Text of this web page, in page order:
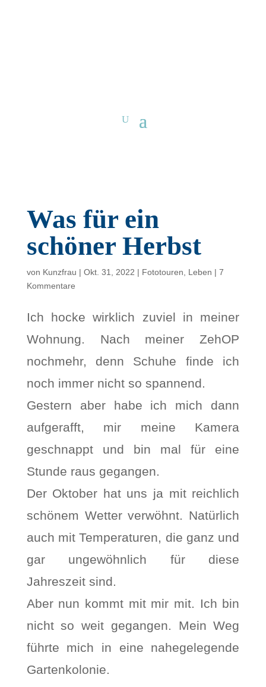
Was für ein
schöner Herbst
von Kunzfrau | Okt. 31, 2022 | Fototouren Leben | 7
Kommentare
Ich hocke wirklich zuviel in meiner
Wohnung. Nach meiner ZehOP
nochmehr, denn Schuhe finde ich
noch immer nicht so spannend.
Gestern aber habe ich mich dann
aufgerafft, mir meine Kamera
geschnappt und bin mal für eine
Stunde raus gegangen.
Der Oktober hat uns ja mit reichlich
schönem Wetter verwöhnt. Natürlich
auch mit Temperaturen, die ganz und
gar ungewöhnlich für diese
Jahreszeit sind.
Aber nun kommt mit mir mit. Ich bin
nicht so weit gegangen. Mein Weg
führte mich in eine nahegelegende
Gartenkolonie.